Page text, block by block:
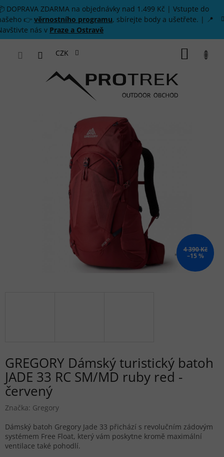
Přejít na obsah
DOPRAVA ZDARMA na objednávky nad 1.499 Kč | Vstupte do
👉 věrnostního programu, sbírejte body a ušetřete. | 📍
nás v Praze a Ostravě
CZK
4 390 Kč
–15 %
GREGORY Dámský turistický batoh
JADE 33 RC SM/MD ruby red -
červený
Značka: Gregory
Dámský batoh Gregory Jade 33 přichází s revolučním zádovým
systémem Free Float, který vám poskytne kromě maximální
ventilace také pohodlí.